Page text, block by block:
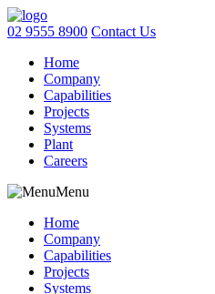
02 9555 8900 Contact Us
Home
Company
Capabilities
Projects
Systems
Plant
Careers
Menu
Home
Company
Capabilities
Projects
Systems